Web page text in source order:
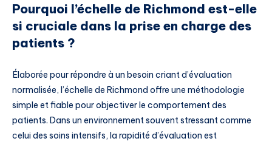
Pourquoi l’échelle de Richmond est-elle
si cruciale dans la prise en charge des
patients ?
Élaborée pour répondre à un besoin criant d’évaluation
normalisée, l’échelle de Richmond offre une méthodologie
simple et fiable pour objectiver le comportement des
patients. Dans un environnement souvent stressant comme
celui des soins intensifs, la rapidité d’évaluation est